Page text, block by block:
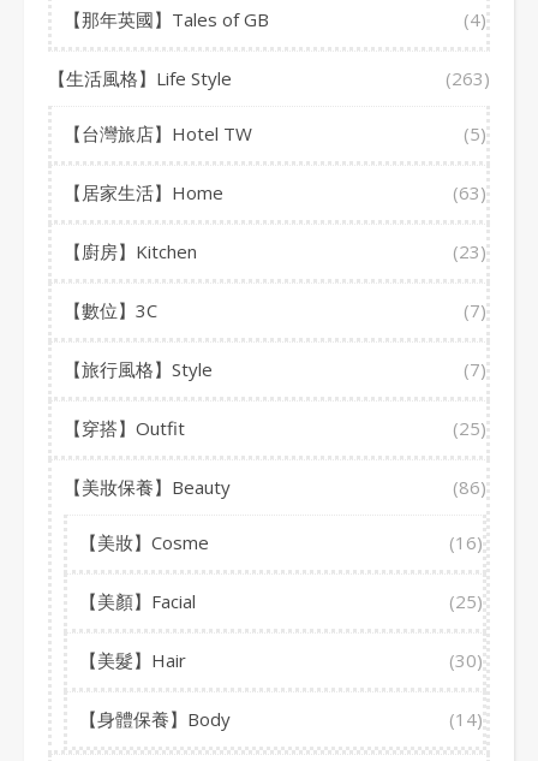
【那年英國】Tales of GB (4)
【生活風格】Life Style (263)
【台灣旅店】Hotel TW (5)
【居家生活】Home (63)
【廚房】Kitchen (23)
【數位】3C (7)
【旅行風格】Style (7)
【穿搭】Outfit (25)
【美妝保養】Beauty (86)
【美妝】Cosme (16)
【美顏】Facial (25)
【美髮】Hair (30)
【身體保養】Body (14)